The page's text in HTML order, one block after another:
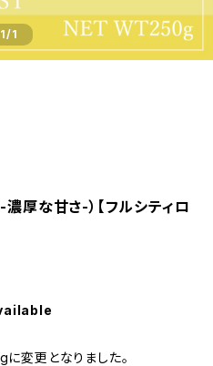
1/1
厚な甘さ-）【フルシティロ
更となりました。